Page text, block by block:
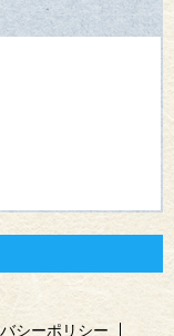
シーポリシー